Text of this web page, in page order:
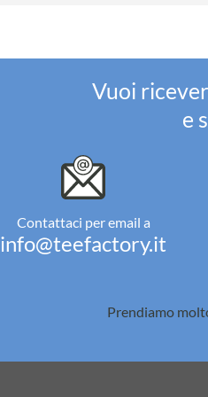
Vuoi
e
Contattaci per email a
info@teefactory.it
Prendiamo